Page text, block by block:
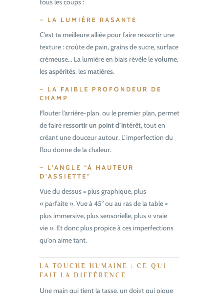
tous les coups :
– LA LUMIÈRE RASANTE
C’est ta meilleure alliée pour faire ressortir une
texture : croûte de pain, grains de sucre, surface
crémeuse… La lumière en biais révèle levolume,
lesaspérités, lesmatières.
– LA FAIBLE PROFONDEUR DE
CHAMP
Flouter l’arrière-plan, ou le premier plan, permet
de faireressortir un point d’intérêt, tout en
créant une douceur autour. L’imperfection du
flou donne de la chaleur.
– L’ANGLE “À HAUTEUR
D’ASSIETTE”
Vue du dessus = plus graphique, plus
« parfaite ». Vue à 45° ou au ras de la table =
plus immersive, plus sensorielle, plus « vraie
vie ». Et donc plus propice à ces imperfections
qu’on aime tant.
LA TOUCHE HUMAINE : CE QUI
FAIT LA DIFFÉRENCE
Une main qui tient la tasse, un doigt qui pique